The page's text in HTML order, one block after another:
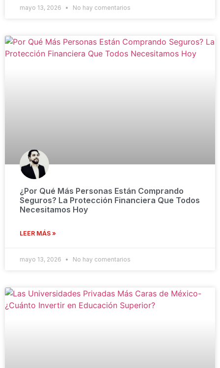
mayo 13, 2026 No hay comentarios
¿Por Qué Más Personas Están Comprando
Seguros? La Protección Financiera Que Todos
Necesitamos Hoy
LEER MÁS »
mayo 13, 2026 No hay comentarios